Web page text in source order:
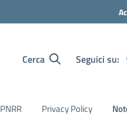
Cerca Seguici su:
PNRR Privacy Policy